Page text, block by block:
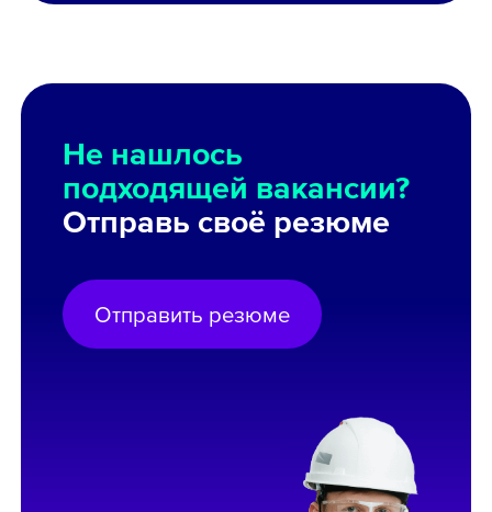
Не нашлось
подходящей вакансии?
Отправь своё резюме
Отправить резюме